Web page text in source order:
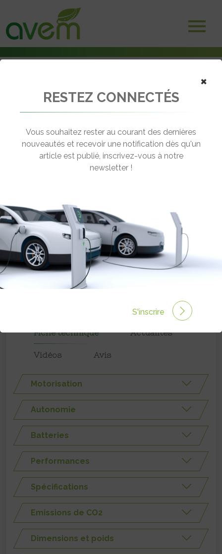
Utilitaires
MEGA E-WORKER
[wppr_avg_rating id="41663"]
asynchrone
Autonomie :110 km
Prix :€
Fiche technique Actualités
Vidéos Avis
Motorisation
Autonomie
Batteries
Performances
Spécifications
Emissions de CO2
Dimensions et poids
×
RESTEZ CONNECTÉS
Vous souhaitez rester au courant des dernières
nouveautés et recevoir une notification dès qu'un
article est publié, inscrivez-vous à notre
newsletter !
S'inscrire